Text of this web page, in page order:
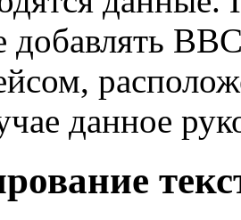
добавлять
данное